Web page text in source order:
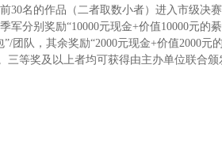
30名的作品（二者取数小者）进入市级决
分别奖励“10000元现金+价值10000元的
团队，其余奖励“2000元现金+价值2000元
等奖及以上者均可获得由主办单位联合